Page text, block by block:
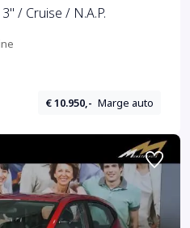
/ Cruise / N.A.P.
€ 10.950,- Marge auto